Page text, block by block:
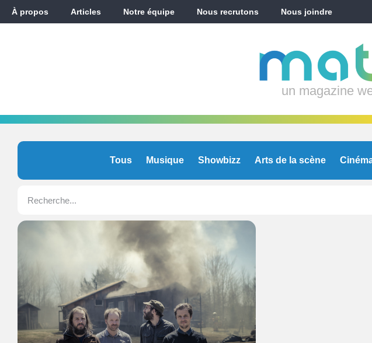
À propos Articles Notre équipe Nous recrutons Nous joindre
un magazine
Tous Musique Showbizz Arts de la scène